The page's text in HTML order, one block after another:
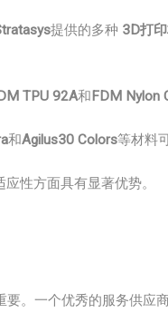
提供的多种 3D打
TPU 92A和FDM Nylon
和Agilus30 Colors等材料
性方面具有显著优势。
。一个优秀的服务供应